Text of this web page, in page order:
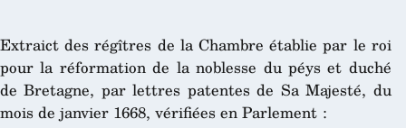
Extraict des régîtres de la Chambre établie par le roi
pour la réformation de la noblesse du péys et duché
de Bretagne, par lettres patentes de Sa Majesté, du
mois de janvier 1668, vérifiées en Parlement :